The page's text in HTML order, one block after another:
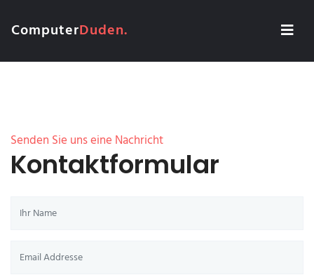
ComputerDuden.
Senden Sie uns eine Nachricht
Kontaktformular